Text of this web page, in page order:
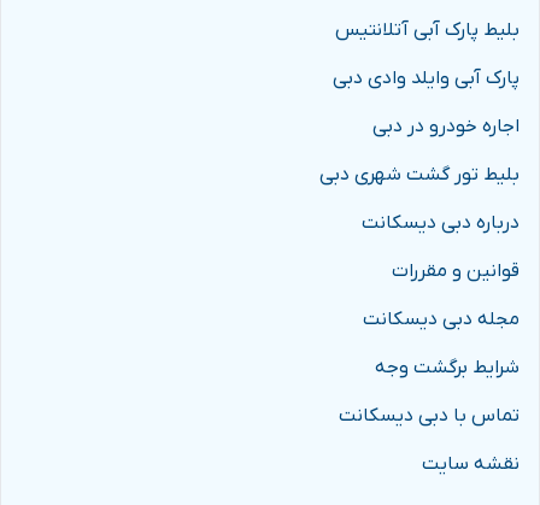
بلیط پارک آبی آتلانتیس
پارک آبی وایلد وادی دبی
اجاره خودرو در دبی
بلیط تور گشت شهری دبی
درباره دبی دیسکانت
قوانین و مقررات
مجله دبی دیسکانت
شرایط برگشت وجه
تماس با دبی دیسکانت
نقشه سایت